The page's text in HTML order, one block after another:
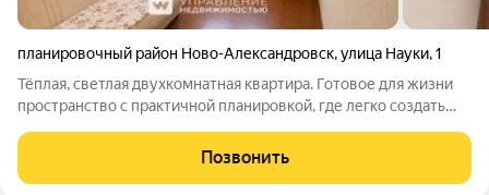
планировочный район Ново-Александровск,улица Науки,1
Тёплая, светлая двухкомнатная квартира. Готовое для жизни
пространство с практичной планировкой, где легко создать
сделка пройдёт быстро, возможна ипотека. Квартира на 2
этаже 5этажного блочного
Позвонить